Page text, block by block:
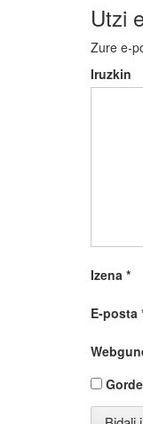
Utzi
Zure e-
Iruzkin
Izena *
E-posta